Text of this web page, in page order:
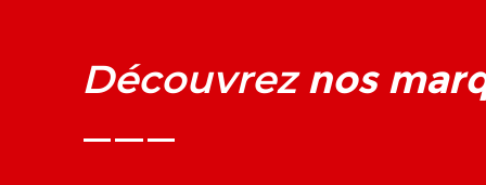
Découvrez nos